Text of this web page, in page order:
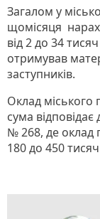
Загалом у
щомісяця
від 2 до 34
отримував
заступників.
Оклад міського
сума
№ 268, де оклад
180 до 450